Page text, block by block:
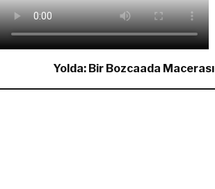
Yolda: Bir Bozcaada Macerası